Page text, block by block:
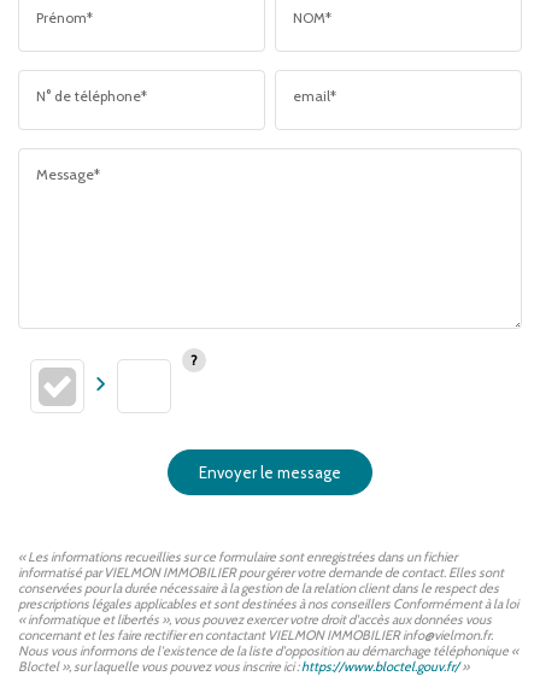
Prénom* NOM*
N° de téléphone* email*
Message*
Envoyer le message
« Les informations recueillies sur ce formulaire sont enregistrées dans un fichier
informatisé par VIELMON IMMOBILIER pour gérer votre demande de contact. Elles sont
conservées pour la durée nécessaire à la gestion de la relation client dans le respect des
prescriptions légales applicables et sont destinées à nos conseillers Conformément à la loi
« informatique et libertés », vous pouvez exercer votre droit d'accès aux données vous
concernant et les faire rectifier en contactant VIELMON IMMOBILIER info@vielmon.fr.
Nous vous informons de l'existence de la liste d'opposition au démarchage téléphonique «
Bloctel », sur laquelle vous pouvez vous inscrire ici :https://www.bloctel.gouv.fr/»